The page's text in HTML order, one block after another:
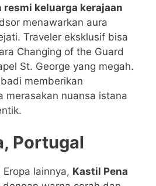
resmi keluarga kerajaan
menawarkan aura
Traveler eksklusif bisa
Changing of the Guard
St. George yang megah.
memberikan
merasakan nuansa istana
Portugal
lainnya, Kastil Pena